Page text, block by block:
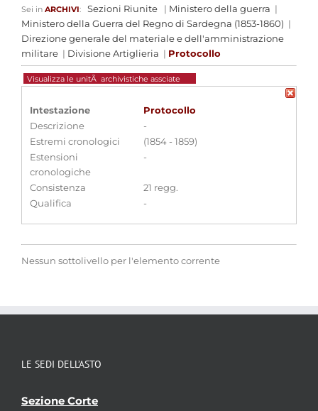
Sei in ARCHIVI: Sezioni Riunite | Ministero della guerra |
Ministero della Guerra del Regno di Sardegna (1853-1860) |
Direzione generale del materiale e dell'amministrazione
militare | Divisione Artiglieria | Protocollo
Visualizza le unitÃ archivistiche assciate
Intestazione
Protocollo
Descrizione
-
Estremi cronologici
(1854 - 1859)
Estensioni
cronologiche
-
Consistenza
21 regg.
Qualifica
-
Nessun sottolivello per l'elemento corrente
LE SEDI DELL’ASTO
Sezione Corte